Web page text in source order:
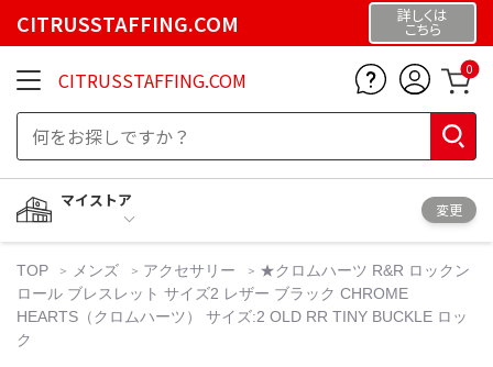
CITRUSSTAFFING.COM 詳しくは
こちら
CITRUSSTAFFING.COM 0
マイストア
変更
TOP メンズ アクセサリー
★クロムハーツ R&R ロックン
ロール ブレスレット サイズ2 レザー ブラック CHROME
HEARTS（クロムハーツ） サイズ:2 OLD RR TINY BUCKLE ロッ
ク